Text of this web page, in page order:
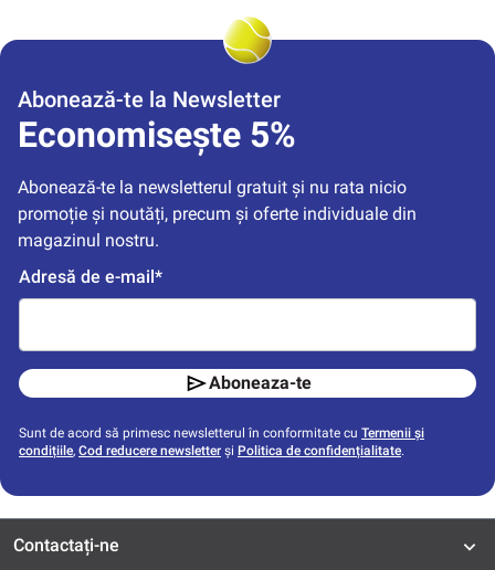
Abonează-te la Newsletter
Economisește 5%
Abonează-te la newsletterul gratuit și nu rata nicio
promoție și noutăți, precum și oferte individuale din
magazinul nostru.
Adresă de e-mail*
Aboneaza-te
Sunt de acord să primesc newsletterul în conformitate cu Termenii și
condițiile, Cod reducere newsletter și Politica de confidențialitate.
Contactați-ne